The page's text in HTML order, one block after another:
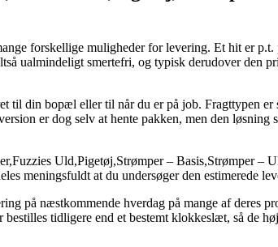
forskellige muligheder for levering. Et hit er
ualmindeligt smertefri, og typisk derudover den
til din bopæl eller til når du er på job. Fragttypen er
er dog selv at hente pakken, men den
Uld,Pigetøj,Strømper – Basis,Strømper
meningsfuldt at du undersøger den estimerede
på næstkommende hverdag på mange af deres
tidligere end et bestemt klokkeslæt, så de